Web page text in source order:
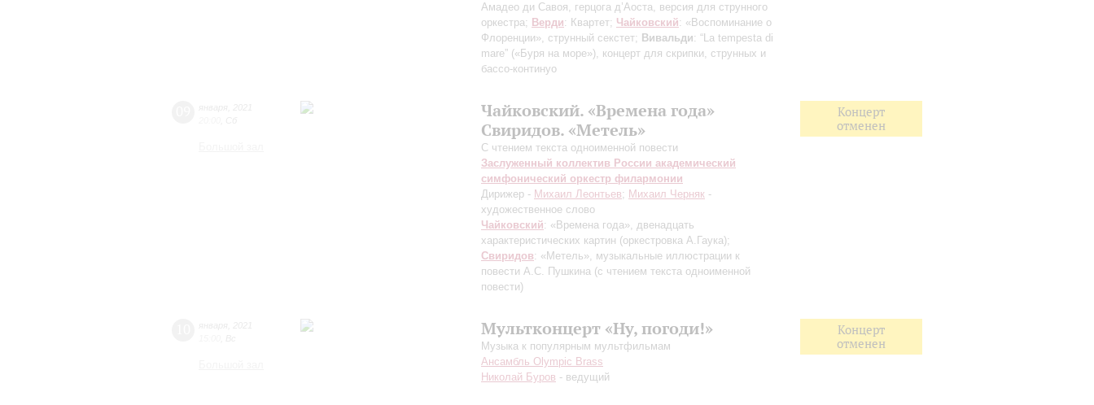
Амадео ди Савоя, герцога д’Аоста, версия для струнного
оркестра; Верди: Квартет; Чайковский: «Воспоминание о
Флоренции», струнный секстет; Вивальди: “La tempesta di
mare” («Буря на море»), концерт для скрипки, струнных и
бассо-континуо
Чайковский. «Времена года»
Свиридов. «Метель»
С чтением текста одноименной повести
Заслуженный коллектив России академический
симфонический оркестр филармонии
Дирижер - Михаил Леонтьев; Михаил Черняк -
художественное слово
Чайковский: «Времена года», двенадцать
характеристических картин (оркестровка А.Гаука);
Свиридов: «Метель», музыкальные иллюстрации к
повести А.С. Пушкина (с чтением текста одноименной
повести)
Концерт
отменен
Мультконцерт «Ну, погоди!»
Музыка к популярным мультфильмам
Ансамбль Olympic Brass
Николай Буров - ведущий
Концерт
отменен